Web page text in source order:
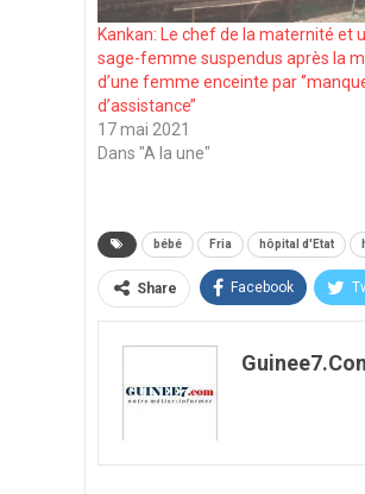
Kankan: Le chef de la maternité et
sage-femme suspendus après la
d’une femme enceinte par
d’assistance’’
17 mai 2021
Dans "A la une"
bébé Fria hôpital d'Etat
Share Facebook